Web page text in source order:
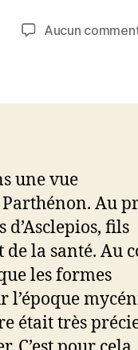
Aucun
une vue
Au
d’Asclepios, fils
de la santé. Au
les formes
l’époque
était très